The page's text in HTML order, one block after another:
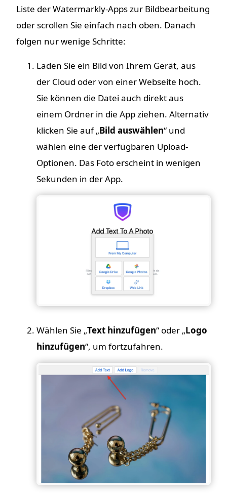
Liste der Watermarkly-Apps zur Bildbearbeitung
oder scrollen Sie einfach nach oben. Danach
folgen nur wenige Schritte:
Laden Sie ein Bild von Ihrem Gerät, aus
der Cloud oder von einer Webseite hoch.
Sie können die Datei auch direkt aus
einem Ordner in die App ziehen. Alternativ
klicken Sie auf „Bild auswählen“ und
wählen eine der verfügbaren Upload-
Optionen. Das Foto erscheint in wenigen
Sekunden in der App.
Wählen Sie „Text hinzufügen“ oder „Logo
hinzufügen“, um fortzufahren.